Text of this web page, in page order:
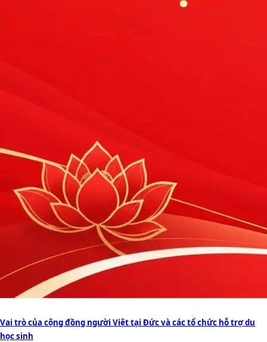
Vai trò của cộng đồng người Việt tại Đức và các tổ chức hỗ trợ du
học sinh